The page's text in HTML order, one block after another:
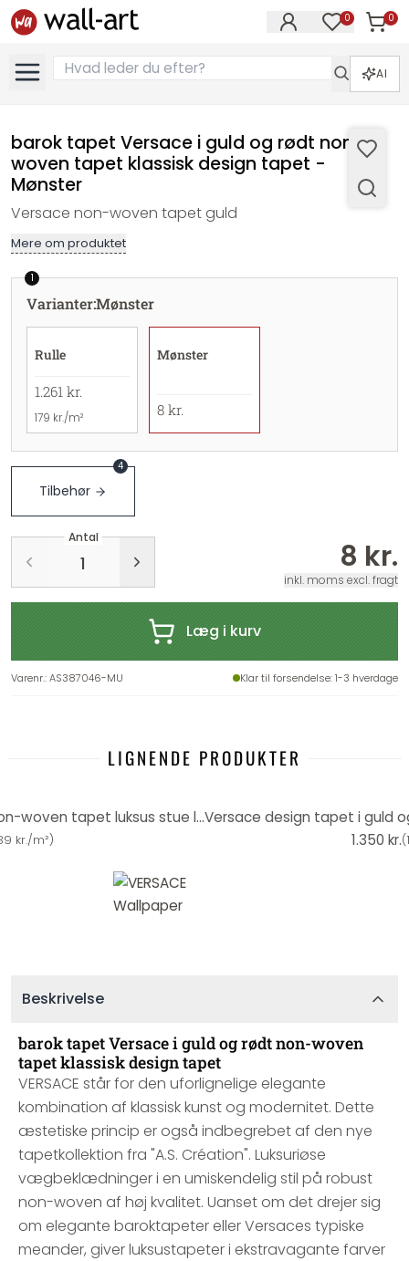
0 0
Varer
AI
barok tapet Versace i guld og rødt non-
woven tapet klassisk design tapet -
Mønster
Versace non-woven tapet guld
Mere om produktet
1
Varianter:Mønster
Rulle
1.261 kr.
179 kr./m²
Mønster
8 kr.
Tilbehør
4
Antal
8 kr.
inkl. moms excl. fragt
Læg i kurv
Varenr.:AS387046-MU Klar til forsendelse: 1-3 hverdage
LIGNENDE PRODUKTER
Versace design tapet i guld non-woven tapet luksus stue luksus stue
kr./m²) 1.350 kr.(
Beskrivelse
barok tapet Versace i guld og rødt non-woven
tapet klassisk design tapet
VERSACE står for den uforlignelige elegante
kombination af klassisk kunst og modernitet. Dette
æstetiske princip er også indbegrebet af den nye
tapetkollektion fra "A.S. Création". Luksuriøse
vægbeklædninger i en umiskendelig stil på robust
non-woven af høj kvalitet. Uanset om det drejer sig
om elegante baroktapeter eller Versaces typiske
meander, giver luksustapeter i ekstravagante farver